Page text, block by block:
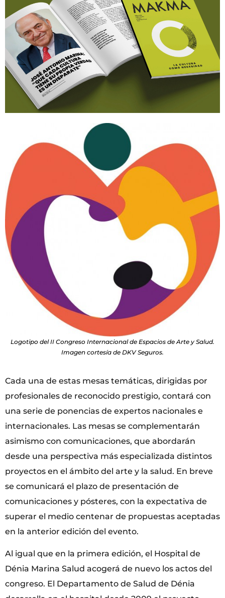
Logotipo del II Congreso Internacional de Espacios de Arte y Salud.
Imagen cortesía de DKV Seguros.
Cada una de estas mesas temáticas, dirigidas por
profesionales de reconocido prestigio, contará con
una serie de ponencias de expertos nacionales e
internacionales. Las mesas se complementarán
asimismo con comunicaciones, que abordarán
desde una perspectiva más especializada distintos
proyectos en el ámbito del arte y la salud. En breve
se comunicará el plazo de presentación de
comunicaciones y pósteres, con la expectativa de
superar el medio centenar de propuestas aceptadas
en la anterior edición del evento.
Al igual que en la primera edición, el Hospital de
Dénia Marina Salud acogerá de nuevo los actos del
congreso. El Departamento de Salud de Dénia